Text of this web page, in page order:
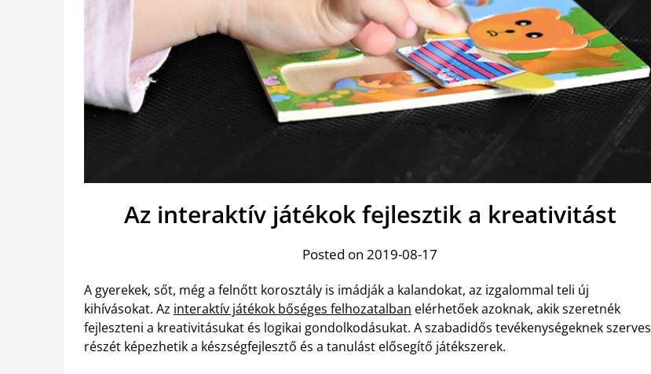
Az interaktív játékok fejlesztik a kreativitást
Posted on 2019-08-17
A gyerekek, sőt, még a felnőtt korosztály is imádják a kalandokat, az izgalommal teli új
kihívásokat. Az interaktív játékok bőséges felhozatalban elérhetőek azoknak, akik szeretnék
fejleszteni a kreativitásukat és logikai gondolkodásukat. A szabadidős tevékenységeknek szerves
részét képezhetik a készségfejlesztő és a tanulást elősegítő játékszerek.